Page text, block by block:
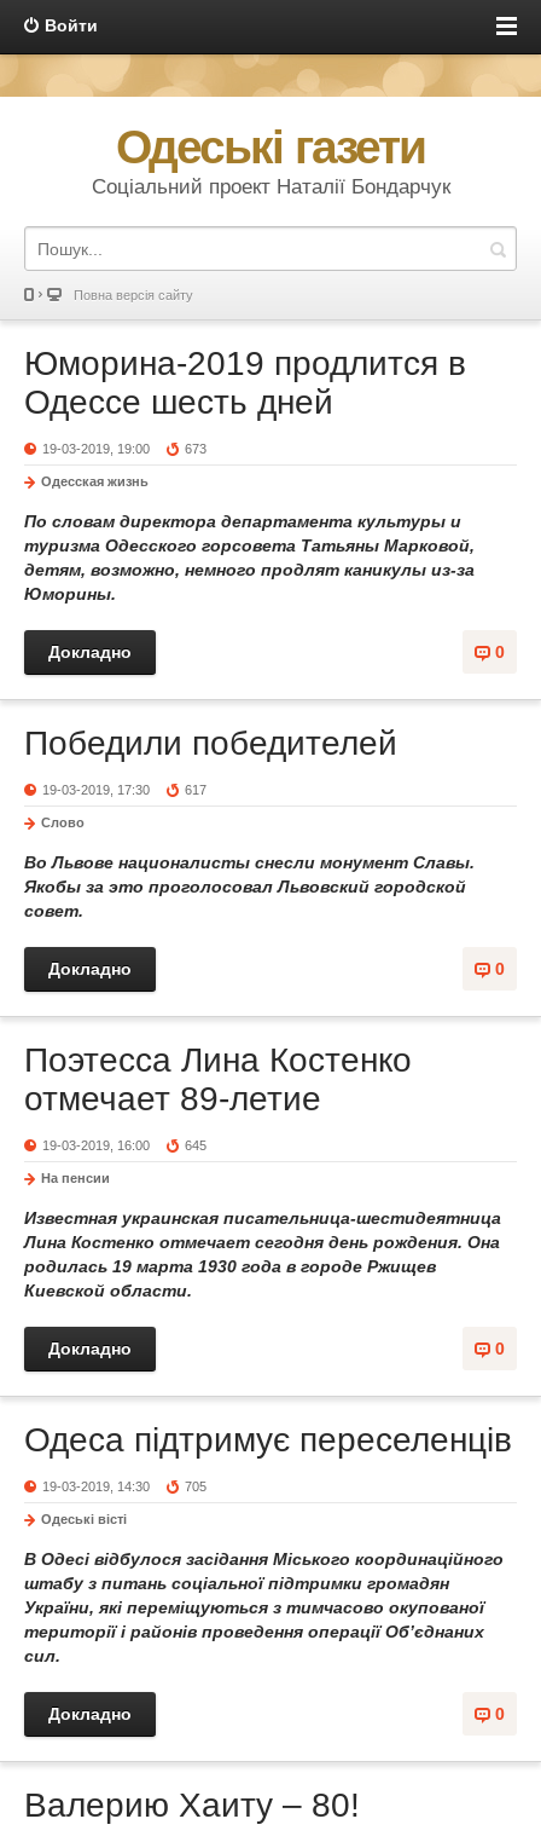
Войти
Одеські газети
Соціальний проект Наталії Бондарчук
Повна версія сайту
Юморина-2019 продлится в
Одессе шесть дней
19-03-2019, 19:00 673
Одесская жизнь
По словам директора департамента культуры и
туризма Одесского горсовета Татьяны Марковой,
детям, возможно, немного продлят каникулы из-за
Юморины.
0
Докладно
Победили победителей
19-03-2019, 17:30 617
Слово
Во Львове националисты снесли монумент Славы.
Якобы за это проголосовал Львовский городской
совет.
0
Докладно
Поэтесса Лина Костенко
отмечает 89-летие
19-03-2019, 16:00 645
На пенсии
Известная украинская писательница-шестидеятница
Лина Костенко отмечает сегодня день рождения. Она
родилась 19 марта 1930 года в городе Ржищев
Киевской области.
0
Докладно
Одеса підтримує переселенців
19-03-2019, 14:30 705
Одеськi вiстi
В Одесі відбулося засідання Міського координаційного
штабу з питань соціальної підтримки громадян
України, які переміщуються з тимчасово окупованої
території і районів проведення операції Об’єднаних
сил.
0
Докладно
Валерию Хаиту – 80!